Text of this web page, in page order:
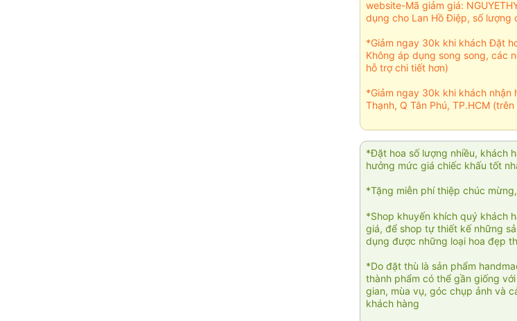
website-Mã giảm giá:
dụng cho Lan Hồ Điệp, số lượng
*Giảm ngay 30k khi khách Đặt
Không áp dụng song song, các
hỗ trợ chi tiết hơn)
*Giảm ngay 30k khi khách nhận
Thạnh, Q Tân Phú, TP.HCM
*Đặt hoa số lượng nhiều, khách
hưởng mức giá chiếc khấu tốt
*Tặng miễn phí thiệp chúc
*Shop khuyến khích quý khách
giá, để shop tự thiết kế những
dụng được những loại hoa đẹp
*Do đặt thù là sản phẩm
thành phẩm có thể gần giống
gian, mùa vụ, góc chụp ảnh và
khách hàng